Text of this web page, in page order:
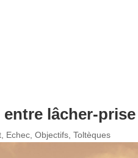
lâcher-
, Echec, Objectifs, Toltèques